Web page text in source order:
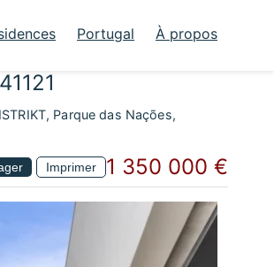
Portugal À propos
Parque das Nações,
Imprimer 1 350 000 €